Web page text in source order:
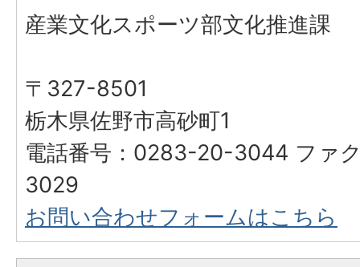
産業文化スポーツ部文化推進課
〒327-8501
栃木県佐野市高砂町1
電話番号：0283-20-3044 ファ
3029
お問い合わせフォームはこちら